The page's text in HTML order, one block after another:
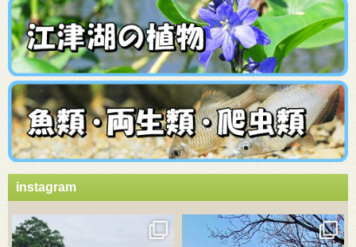
instagram
3月 18